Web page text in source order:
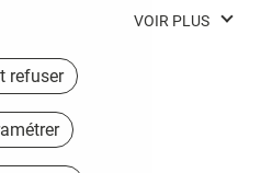
finalité et exprimer
elles en cliquant sur «
« tout accepter », vous
partenaires publicitaires
des informations stockées
proposer des publicités
performance et obtenir des
VOIR PLUS
refuser